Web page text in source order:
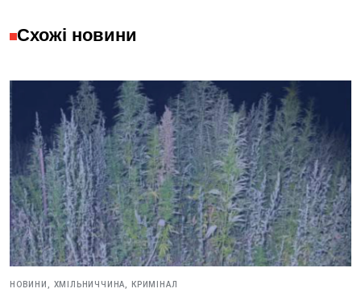
Схожі новини
НОВИНИ, ХМІЛЬНИЧЧИНА, КРИМІНАЛ